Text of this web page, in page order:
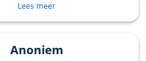
Lees meer
Anoniem